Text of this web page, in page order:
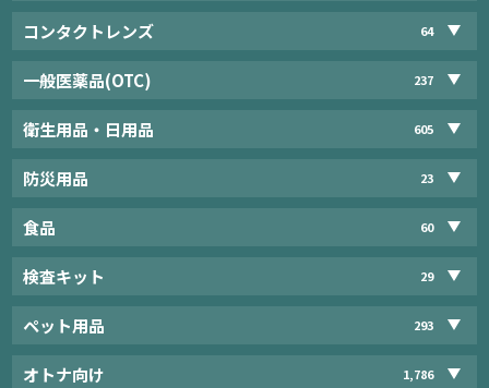
コンタクトレンズ 64
一般医薬品(OTC) 237
衛生用品・日用品 605
防災用品 23
食品 60
検査キット 29
ペット用品 293
オトナ向け 1,786